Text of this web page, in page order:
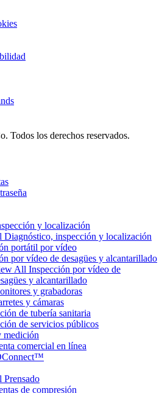
Todos los derechos reservados.
y localización
inspección y localización
portátil por vídeo
por vídeo de desagües y alcantarillado
All Inspección por vídeo de
y alcantarillado
y grabadoras
y cámaras
de tubería sanitaria
de servicios públicos
medición
comercial en línea
de compresión